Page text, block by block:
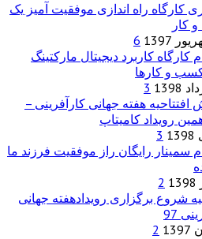
کارگاه راه اندازی موفقیت آمیز یک
کار
6
کارگاه کاربرد دیجیتال مارکتینگ
و کارها
3
افتتاحیه هفته جهانی کارآفرینی –
رویداد کامیتاپ
3
سمینار رایگان راز موفقیت فرزند ما
2
شروع برگزاری رویدادهفته جهانی
97
2